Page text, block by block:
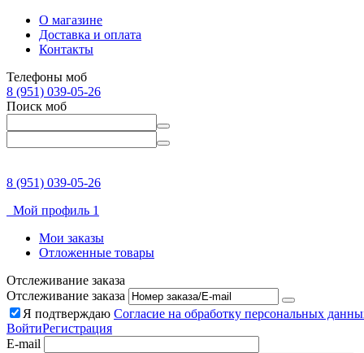
О магазине
Доставка и оплата
Контакты
Телефоны моб
8 (951) 039-05-26
Поиск моб
8 (951) 039-05-26
Мой профиль 1
Мои заказы
Отложенные товары
Отслеживание заказа
Отслеживание заказа
Я подтверждаю Согласие на обработку персональных
ВойтиРегистрация
E-mail